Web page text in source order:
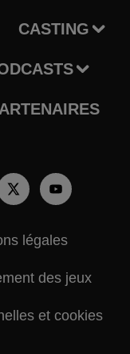
CASTING
légales
des jeux
et cookies